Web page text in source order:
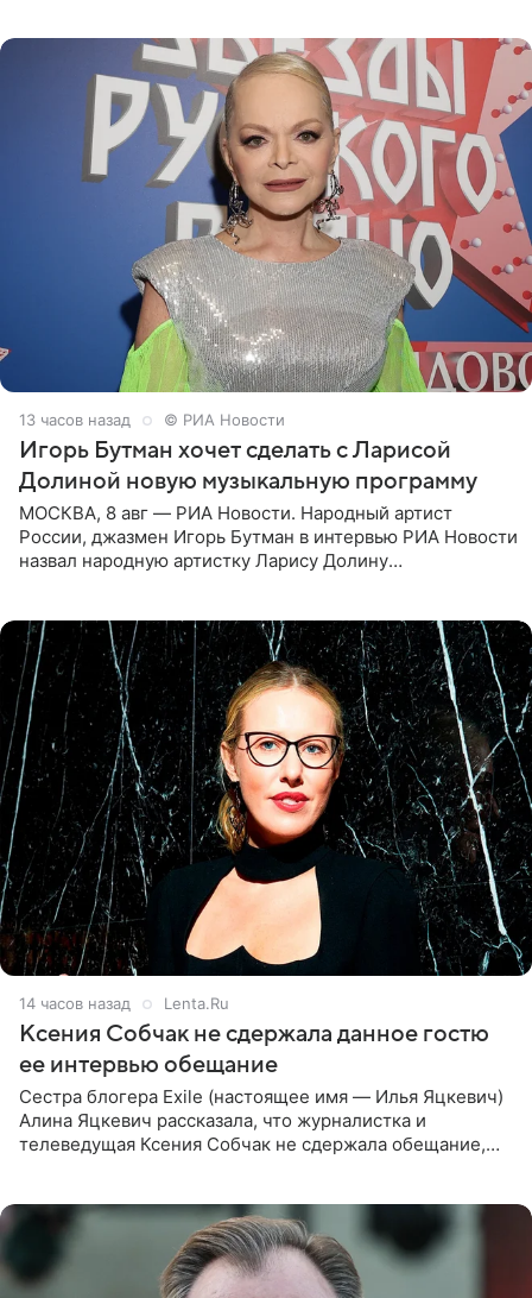
13 часов назад © РИА Новости
Игорь Бутман хочет сделать с Ларисой
Долиной новую музыкальную программу
МОСКВА, 8 авг — РИА Новости. Народный артист
России, джазмен Игорь Бутман в интервью РИА Новости
назвал народную артистку Ларису Долину
14 часов назад Lenta.Ru
Ксения Собчак не сдержала данное гостю
ее интервью обещание
Сестра блогера Exile (настоящее имя — Илья Яцкевич)
Алина Яцкевич рассказала, что журналистка и
телеведущая Ксения Собчак не сдержала обещание,